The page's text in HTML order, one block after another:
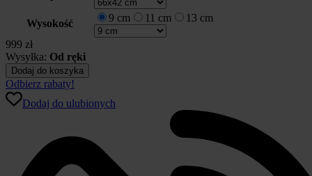
Wysokość 9 cm 11 cm 13 cm
999 zł
Wysyłka: Od ręki
ilość
Poduszka
Anatomic
Curve
Dodaj do koszyka
Odbierz rabaty!
Dodaj do ulubionych